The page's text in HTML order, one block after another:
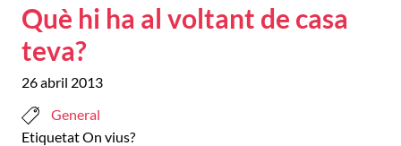
Què hi ha al voltant de casa
teva?
26 abril 2013
General
EtiquetatOn vius?